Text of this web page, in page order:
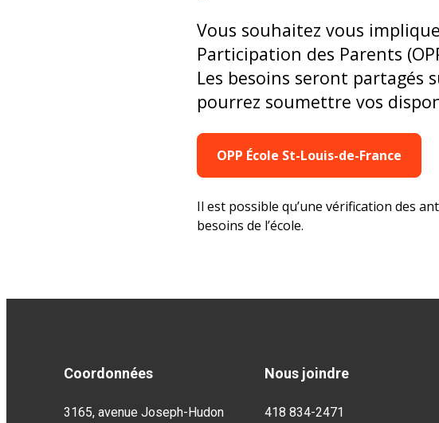
Vous souhaitez vous
Participation des Parents
Les besoins seront partagés
pourrez soumettre vos
OPP École St-Louis-de-France
Il est possible qu’une vérification des
besoins de l’école.
Coordonnées
3165, avenue Joseph-Hudon
Nous joindre
418 834-2471